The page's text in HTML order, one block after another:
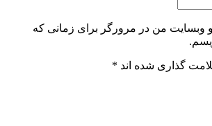
و وبسایت من در مرورگر برای زمانی که
گذاری شده اند *